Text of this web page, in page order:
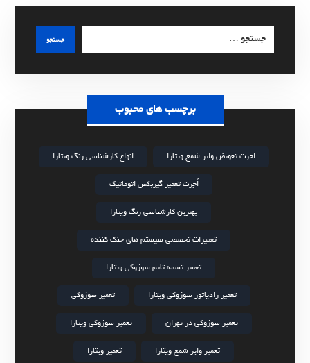
جستجو
برچسب های محبوب
اجرت تعویض وایر شمع ویتارا انواع کارشناسی رنگ ویتارا
اُجرت تعمیر گیربکس اتوماتیک
بهترین کارشناسی رنگ ویتارا
تعمیرات تخصصی سیستم های خنک کننده
تعمیر تسمه تایم سوزوکی ویتارا
تعمیر رادیاتور سوزوکی ویتارا تعمیر سوزوکی
تعمیر سوزوکی در تهران تعمیر سوزوکی ویتارا
تعمیر وایر شمع ویتارا تعمیر ویتارا